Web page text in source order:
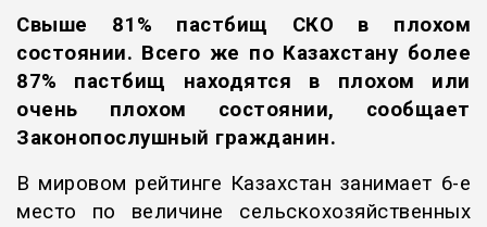
Свыше 81% пастбищ СКО в плохом
состоянии. Всего же по Казахстану более
87% пастбищ находятся в плохом или
очень плохом состоянии, сообщает
Законопослушный гражданин.
В мировом рейтинге Казахстан занимает 6-е
место по величине сельскохозяйственных